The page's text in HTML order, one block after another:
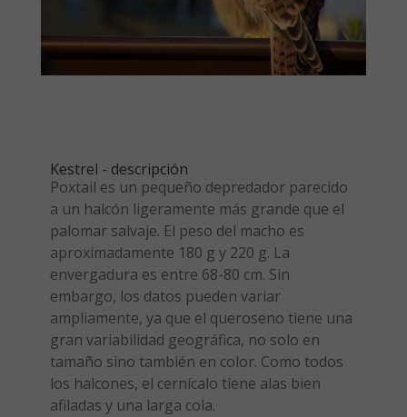
Kestrel - descripción
Poxtail es un pequeño depredador parecido
a un halcón ligeramente más grande que el
palomar salvaje. El peso del macho es
aproximadamente 180 g y 220 g. La
envergadura es entre 68-80 cm. Sin
embargo, los datos pueden variar
ampliamente, ya que el queroseno tiene una
gran variabilidad geográfica, no solo en
tamaño sino también en color. Como todos
los halcones, el cernícalo tiene alas bien
afiladas y una larga cola.